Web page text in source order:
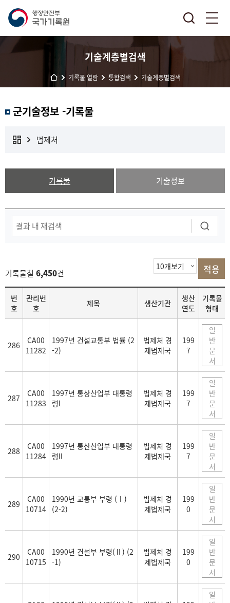
기술계층별검색
기록물 열람 통합검색 기술계층별검색
군기술정보 -기록물
법제처
기록물 기술정보
기록물철 6,450건
목
록
번
호
관리번
호
제목 생산기관
생산
연도
기록물
형태
286
CA00
11282
1997년 건설교통부 법률 (2
-2)
법제처 경
제법제국
199
7
일
반
문
서
287
CA00
11283
1997년 통상산업부 대통령
령l
법제처 경
제법제국
199
7
일
반
문
서
288
CA00
11284
1997년 통산산업부 대통령
령ll
법제처 경
제법제국
199
7
일
반
문
서
289
CA00
10714
1990년 교통부 부령 (Ⅰ)
(2-2)
법제처 경
제법제국
199
0
일
반
문
서
290
CA00
10715
1990년 건설부 부령(Ⅱ) (2
-1)
법제처 경
제법제국
199
0
일
반
문
서
일